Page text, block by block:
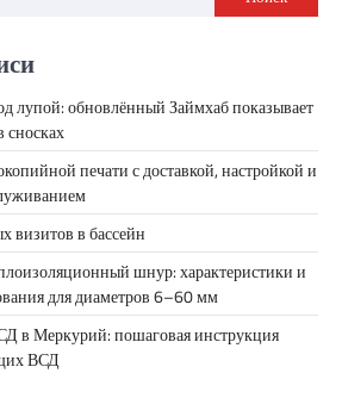
лупой: обновлённый Займхаб показывает
сносках
печати с доставкой, настройкой и
визитов в бассейн
шнур: характеристики и
для диаметров 6–60 мм
в Меркурий: пошаговая инструкция
ВСД